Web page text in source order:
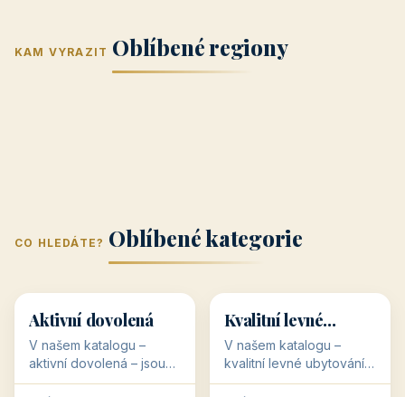
KAM VYRAZIT Oblíbené regiony
(Jihomoravský
kraj)
kraj)
Zlínský kraj Žilinský
Karlovarský
Střední Čechy
(Středočeský
CO HLEDÁTE? Oblíbené kategorie
🥾 36 objektů
Aktivní dovolená
V našem katalogu –
aktivní dovolená – jsou
pro Vás připraveny
💰
💰
34 objektů
Kvalitní levné
ubytování
V našem katalogu –
kvalitní levné ubytování –
jsou pro Vás připraveny